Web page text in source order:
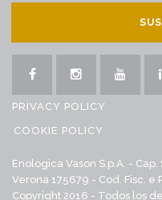
PRIVACY POLICY
COOKIE POLICY
Enologica Vason S.p.A. - Cap.
Verona 175679 - Cod. Fisc. e
Copyright 2016 - Todos los